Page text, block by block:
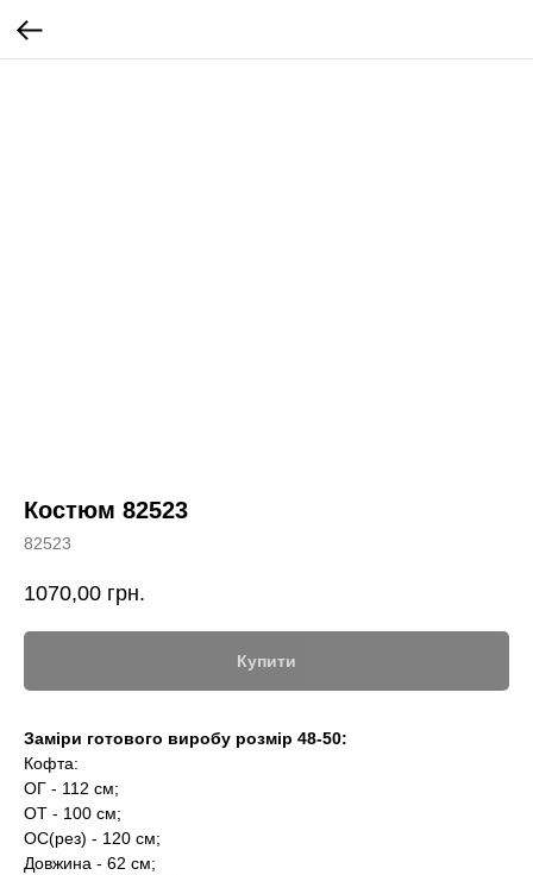
Костюм 82523
82523
1070,00 грн.
Купити
Заміри готового виробу розмір 48-50:
Кофта:
ОГ - 112 см;
ОТ - 100 см;
ОС(рез) - 120 см;
Довжина - 62 см;